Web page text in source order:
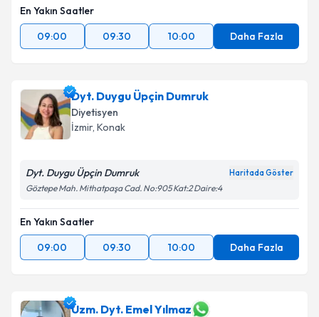
En Yakın Saatler
09:00
09:30 10:00 Daha Fazla
Dyt. Duygu Üpçin Dumruk
Diyetisyen
İzmir, Konak
Dyt. Duygu Üpçin Dumruk Haritada Göster
Göztepe Mah. Mithatpaşa Cad. No:905 Kat:2 Daire:4
En Yakın Saatler
09:00
09:30 10:00 Daha Fazla
Uzm. Dyt. Emel Yılmaz